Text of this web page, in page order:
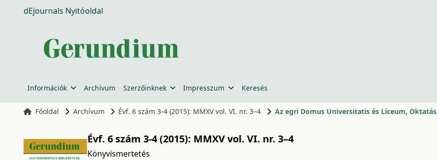
dEjournals Nyitóoldal
Információk Archívum Szerzőinknek Impresszum Keresés
Főoldal Archívum Évf. 6 szám 3-4 (2015): MMXV vol. VI. nr. 3–4
Évf. 6 szám 3-4 (2015): MMXV vol. VI. nr. 3–4
Könyvismertetés